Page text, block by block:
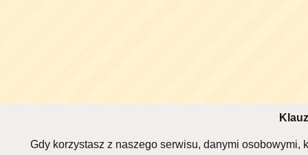
Gdy korzystasz z naszego serwisu, danymi osobowymi,